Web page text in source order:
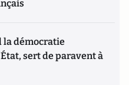
la démocratie
sert de paravent à